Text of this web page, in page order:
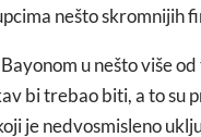
nešto skromnijih
u nešto više
bi trebao biti, a to su
je nedvosmisleno